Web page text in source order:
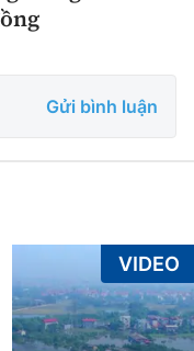
Gửi bình luận
VIDEO